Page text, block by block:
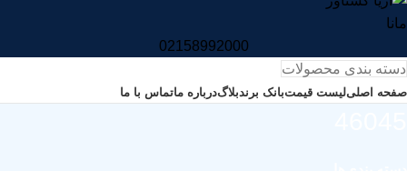
02158992000
دسته بندی محصولات
صفحه اصلیلیست قیمتبانک برندبلاگدرباره ماتماس با ما